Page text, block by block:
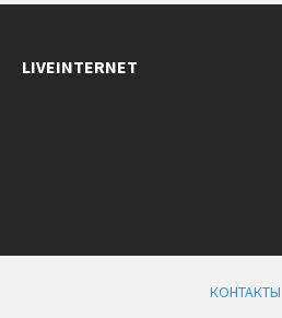
LIVEINTERNET
КОНТАКТЫ